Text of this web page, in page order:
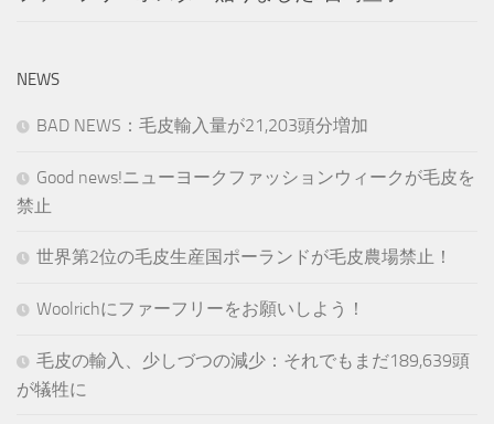
NEWS
BAD NEWS：毛皮輸入量が21,203頭分増加
Good news!ニューヨークファッションウィークが毛皮を
禁止
世界第2位の毛皮生産国ポーランドが毛皮農場禁止！
Woolrichにファーフリーをお願いしよう！
毛皮の輸入、少しづつの減少：それでもまだ189,639頭
が犠牲に